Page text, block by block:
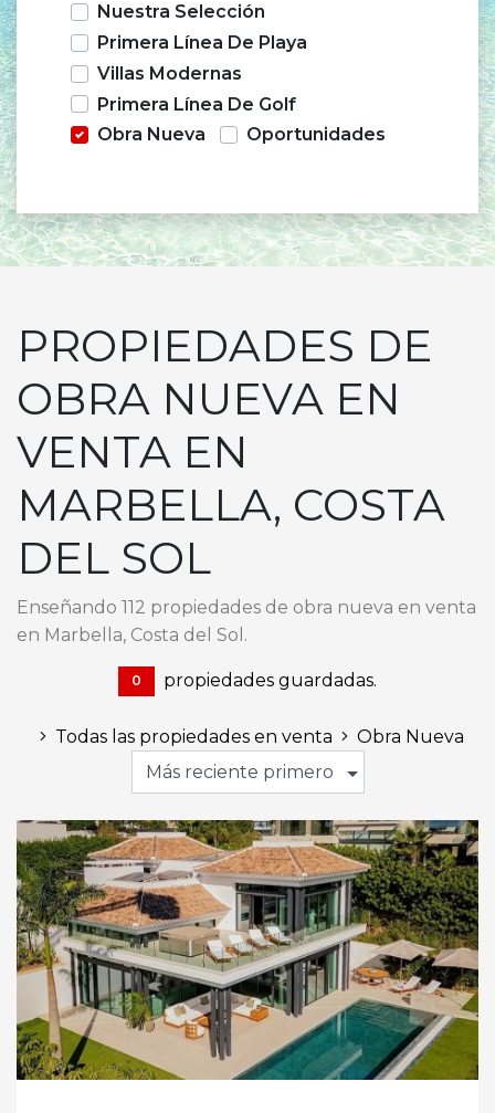
Nuestra Selección
Primera Línea De Playa
Villas Modernas
Primera Línea De Golf
Obra Nueva
Oportunidades
PROPIEDADES DE
OBRA NUEVA EN
VENTA EN
MARBELLA, COSTA
DEL SOL
Enseñando 112 propiedades de obra nueva en venta
en Marbella, Costa del Sol.
0 propiedades guardadas.
Todas las propiedades en venta
Obra Nueva
Más reciente primero